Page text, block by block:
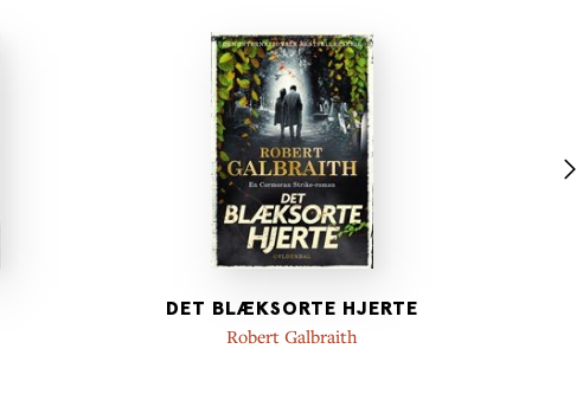
DET BLÆKSORTE HJERTE
Robert Galbraith